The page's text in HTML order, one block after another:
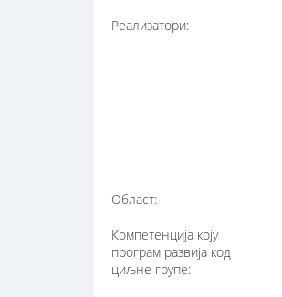
Реализатори:
Област:
Компетенција коју
програм развија код
циљне групе: